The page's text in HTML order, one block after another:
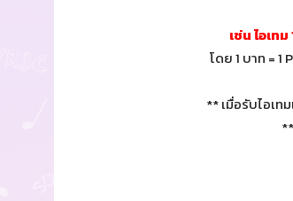
เช่น ไอเท
โดย 1 บาท =
** เมื่อรับไอเท